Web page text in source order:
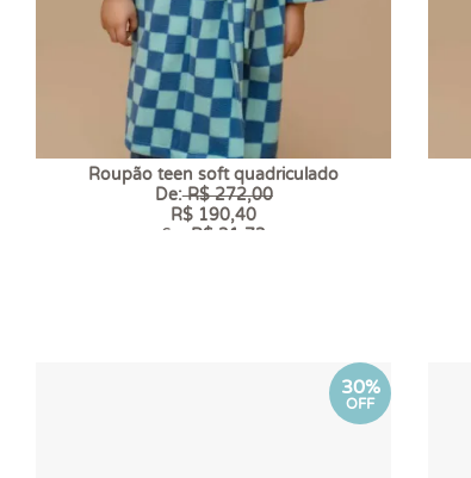
Roupão teen soft quadriculado
De:R$ 272,00
R$ 190,40
6 x R$ 31,73
30%
OFF